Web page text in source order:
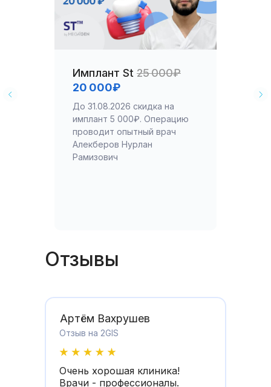
Имплант St 25 000₽
20 000₽
До 31.08.2026 скидка на
имплант 5 000₽. Операцию
проводит опытный врач
Алекберов Нурлан
Рамизович
Отзывы
Очень хорошая клиника!
Врачи - профессионалы.
Артём Вахрушев
Отзыв на 2GIS